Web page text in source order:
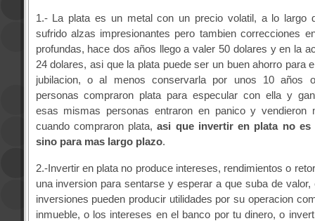
1.- La plata es un metal con un precio volatil, a lo largo
sufrido alzas impresionantes pero tambien correcciones
profundas, hace dos años llego a valer 50 dolares y en la
24 dolares, asi que la plata puede ser un buen ahorro para
jubilacion, o al menos conservarla por unos 10 años
personas compraron plata para especular con ella y
esas mismas personas entraron en panico y vendieron
cuando compraron plata,asi que invertir en plata no es
sino para mas largo plazo.
2.-Invertir en plata no produce intereses, rendimientos o
una inversion para sentarse y esperar a que suba de
inversiones pueden producir utilidades por su operacion
inmueble, o los intereses en el banco por tu dinero, o